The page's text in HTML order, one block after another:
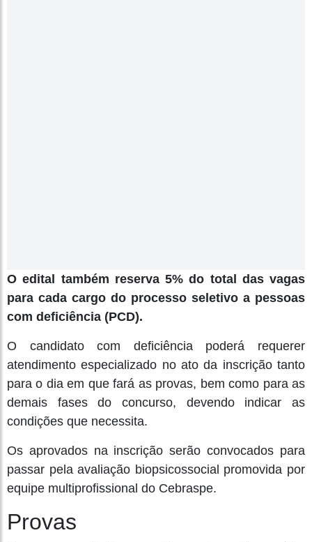
O edital também reserva 5% do total das vagas
para cada cargo do processo seletivo a pessoas
com deficiência (PCD).
O candidato com deficiência poderá requerer
atendimento especializado no ato da inscrição tanto
para o dia em que fará as provas, bem como para as
demais fases do concurso, devendo indicar as
condições que necessita.
Os aprovados na inscrição serão convocados para
passar pela avaliação biopsicossocial promovida por
equipe multiprofissional do Cebraspe.
Provas